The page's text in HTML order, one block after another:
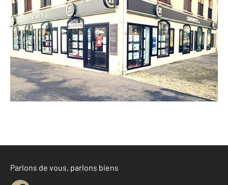
CENTURY 21 ACV
12 boulevard des Alliés
CHOISY LE ROI - 94600
Envoyer un message
Téléphoner à l'agence
Parlons de vous, parlons biens